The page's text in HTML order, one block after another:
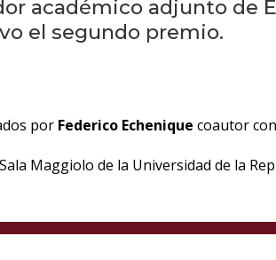
académico adjunto de
el segundo premio.
por Federico Echenique coautor con
Maggiolo de la Universidad de la